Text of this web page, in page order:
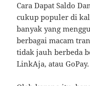
Cara Dapat Saldo
cukup populer di
banyak yang
berbagai macam
tidak jauh berbeda
LinkAja, atau GoPay.